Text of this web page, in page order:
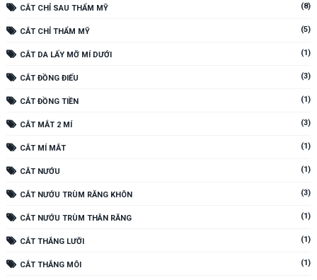
CẮT CHỈ SAU THẨM MỸ (8)
CẮT CHỈ THẨM MỸ (5)
CẮT DA LẤY MỠ MÍ DƯỚI (1)
CẮT ĐỒNG ĐIẾU (3)
CẮT ĐỒNG TIỀN (1)
CẮT MẮT 2 MÍ (3)
CẮT MÍ MẮT (1)
CẮT NƯỚU (1)
CẮT NƯỚU TRÙM RĂNG KHÔN (3)
CẮT NƯỚU TRÙM THÂN RĂNG (1)
CẮT THẮNG LƯỠI (1)
CẮT THẮNG MÔI (1)